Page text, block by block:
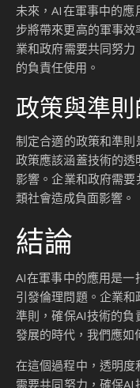
未來，AI在軍事中的
步將帶來更高的軍事
業和政府需要共同努
的負責任使用。
政策與準
制定合適的政策和準
政策應該涵蓋技術的
影響。企業和政府需
類社會造成負面影響。
結論
AI在軍事中的應用是
引發倫理問題。企業
準則，確保AI技術的
發展的時代，我們應如
在這個過程中，透明
需要共同努力，確保